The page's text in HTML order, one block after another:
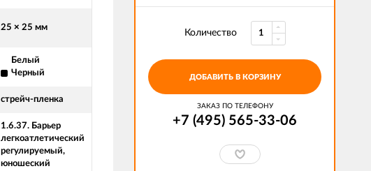
25 × 25 мм
Белый
Черный
стрейч-пленка
1.6.37. Барьер
легкоатлетический
регулируемый,
юношеский
Количество
ДОБАВИТЬ В КОРЗИНУ
ЗАКАЗ ПО ТЕЛЕФОНУ
+7 (495) 565-33-06